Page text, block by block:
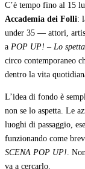
C’è tempo fino al 15
Accademia dei Folli:
under 35 — attori,
a POP UP! – Lo
circo contemporaneo
dentro la vita
L’idea di fondo è
non se lo aspetta. Le
luoghi di passaggio,
funzionando come
SCENA POP UP!.
va a cercarlo.